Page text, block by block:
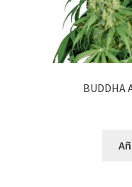
BUDDHA